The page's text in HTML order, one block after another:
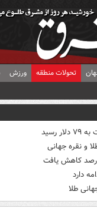
تحولات منطقه ورزش
رسید
و نقره جهانی
دارد
طلا